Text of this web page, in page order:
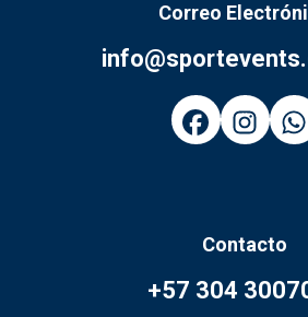
Correo
Contacto
+57 304